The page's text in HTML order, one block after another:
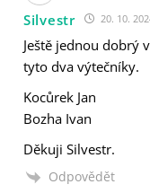
Silvestr 20. 10.
Ještě jednou dobrý
tyto dva výtečníky.
Kocůrek Jan
Bozha Ivan
Děkuji Silvestr.
Odpovědět